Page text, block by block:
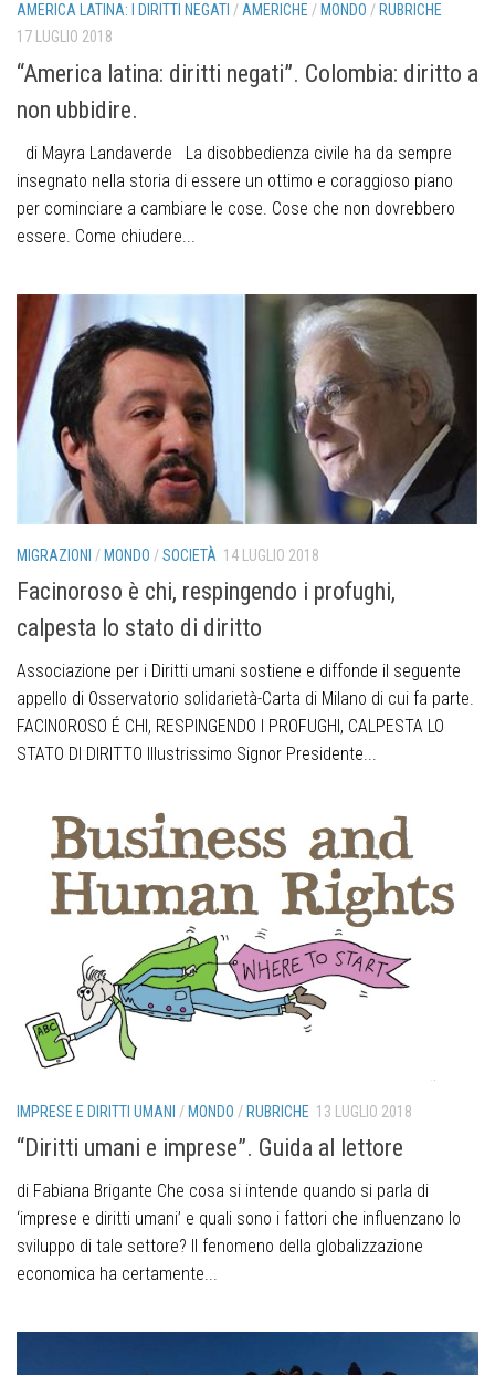
AMERICA LATINA: I DIRITTI NEGATI /AMERICHE / MONDO / RUBRICHE
17 LUGLIO 2018
“America latina: diritti negati”. Colombia: diritto a
non ubbidire.
di Mayra Landaverde La disobbedienza civile ha da sempre
insegnato nella storia di essere un ottimo e coraggioso piano
per cominciare a cambiare le cose. Cose che non dovrebbero
essere. Come chiudere...
MIGRAZIONI / MONDO /SOCIETÀ 14 LUGLIO 2018
Facinoroso è chi, respingendo i profughi,
calpesta lo stato di diritto
Associazione per i Diritti umani sostiene e diffonde il seguente
appello di Osservatorio solidarietà-Carta di Milano di cui fa parte.
FACINOROSO É CHI, RESPINGENDO I PROFUGHI, CALPESTA LO
STATO DI DIRITTO Illustrissimo Signor Presidente...
IMPRESE E DIRITTI UMANI / MONDO / RUBRICHE 13 LUGLIO 2018
“Diritti umani e imprese”. Guida al lettore
di Fabiana Brigante Che cosa si intende quando si parla di
‘imprese e diritti umani’ e quali sono i fattori che influenzano lo
sviluppo di tale settore? Il fenomeno della globalizzazione
economica ha certamente...